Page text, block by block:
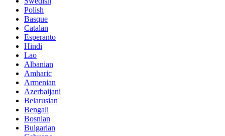
Polish
Basque
Catalan
Esperanto
Hindi
Lao
Albanian
Amharic
Armenian
Azerbaijani
Belarusian
Bengali
Bosnian
Bulgarian